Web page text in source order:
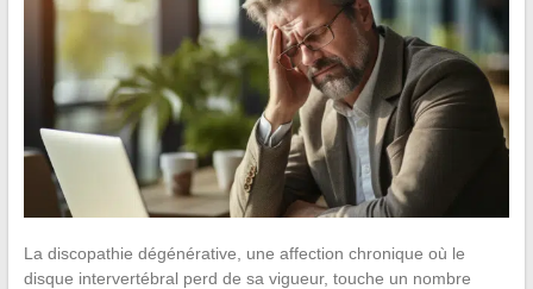
La discopathie dégénérative, une affection chronique où le
disque intervertébral perd de sa vigueur, touche un nombre